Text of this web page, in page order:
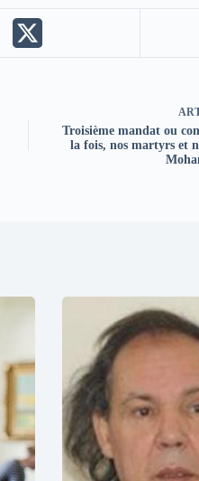
Troisième mandat ou
la fois, nos martyrs et